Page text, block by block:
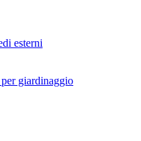
esterni
giardinaggio